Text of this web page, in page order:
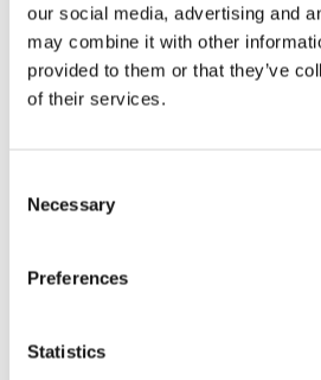
our social media, advertising and
may combine it with other
provided to them or that they’ve
of their services.
Selection
Necessary
Preferences
Statistics
AO 0
DO
temp
per applicazioni per pannelli